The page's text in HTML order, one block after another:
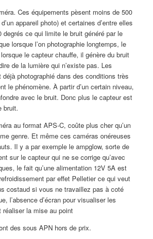
Ces équipements pèsent moins de 500
appareil photo) et certaines d’entre elles
degrés ce qui limite le bruit généré par le
lorsque l’on photographie longtemps, le
le capteur chauffe, il génère du bruit
de la lumière qui n’existe pas. Les
déjà photographié dans des conditions très
le phénomène. À partir d’un certain niveau,
avec le bruit. Donc plus le capteur est
bruit.
au format APS-C, coûte plus cher qu’un
genre. Et même ces caméras onéreuses
Il y a par exemple le ampglow, sorte de
sur le capteur qui ne se corrige qu’avec
le fait qu’une alimentation 12V 5A est
par effet Pelletier ce qui veut
costaud si vous ne travaillez pas à coté
l’absence d’écran pour visualiser les
réaliser la mise au point
des sous APN hors de prix.